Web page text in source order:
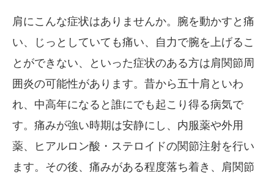
肩にこんな症状はありませんか。腕を動かすと痛
い、じっとしていても痛い、自力で腕を上げるこ
とができない、といった症状のある方は肩関節周
囲炎の可能性があります。昔から五十肩といわ
れ、中高年になると誰にでも起こり得る病気で
す。痛みが強い時期は安静にし、内服薬や外用
薬、ヒアルロン酸・ステロイドの関節注射を行い
ます。その後、痛みがある程度落ち着き、肩関節